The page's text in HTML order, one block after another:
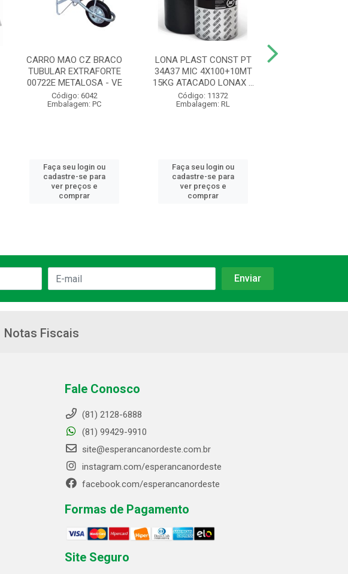
CARRO MAO CZ BRACO
TUBULAR EXTRAFORTE
00722E METALOSA - VE
Código: 6042
Embalagem: PC
Faça seu login ou
cadastre-se para
ver preços e
comprar
LONA PLAST CONST PT
34A37 MIC 4X100+10MT
15KG ATACADO LONAX ...
Código: 11372
Embalagem: RL
Faça seu login ou
cadastre-se para
ver preços e
comprar
Notas Fiscais
Fale Conosco
(81) 2128-6888
(81) 99429-9910
site@esperancanordeste.com.br
instagram.com/esperancanordeste
facebook.com/esperancanordeste
Formas de Pagamento
Site Seguro